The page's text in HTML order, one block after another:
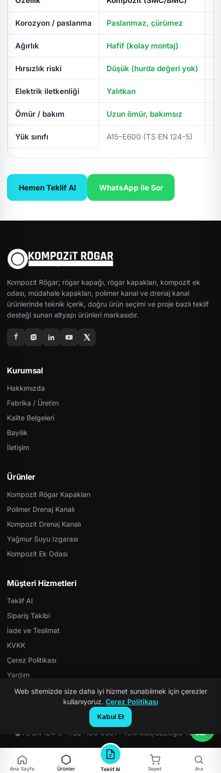
Korozyon / paslanma Paslanmaz, çürümez
Ağırlık Hafif (kolay montaj)
Hırsızlık riski Düşük (hurda değeri yok)
Elektrik iletkenliği Yalıtkan
Ömür / bakım Uzun ömür, bakımsız
Yük sınıfı A15–E600 (TS EN 124-5)
Hemen Teklif Al WhatsApp ile Sor
Kompozit Rögar; rögar kapağı, rögar kapakları, kompozit ek
odası, müdahale kapakları, polimer kanal ve drenaj kanal
ürünlerinde teknik içerik, doğru ürün seçimi ve proje bazlı teklif
desteği sunan altyapı ürünleri markasıdır.
Kurumsal
Hakkımızda
Fabrika / Üretim
Kalite Belgeleri
Bayilik
İletişim
Ürünler
Kompozit Rögar Kapakları
Polimer Drenaj Kanalı
Kompozit Drenaj Kanalı
Yağmur Suyu Izgarası
Kompozit Ek Odası
Müşteri Hizmetleri
Teklif Al
Sipariş Takibi
İade ve Teslimat
KVKK
Çerez Politikası
Yardım
© 2026 Kompozit Rögar. Tüm hakları saklıdır.
TS EN 124-5 · TSE · ISO 9001 · Yerli Malı|Gazioğlu Yazılım
Ana Sayfa Ürünler Teklif Al Sepet Ara
Web sitemizde size daha iyi hizmet sunabilmek için çerezler
kullanıyoruz. Çerez Politikası
Kabul Et